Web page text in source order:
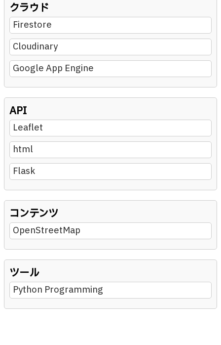
クラウド
Firestore
Cloudinary
Google App Engine
API
Leaflet
html
Flask
コンテンツ
OpenStreetMap
ツール
Python Programming